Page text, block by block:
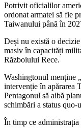
Potrivit oficialilor
ordonat armatei să fie
Taiwanului până în
Deși nu există o
masiv în capacități
Războiului Rece.
Washingtonul menține
intervenție în apărarea
Pentagonul să aibă
schimbări a status quo-
În timp ce administrația